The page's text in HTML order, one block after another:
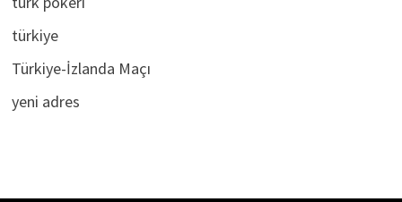
türk pokeri
türkiye
Türkiye-İzlanda Maçı
yeni adres